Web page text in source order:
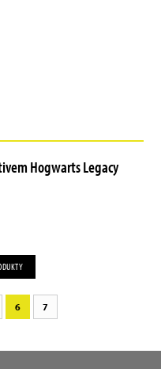
Hogwarts Legacy
6 7